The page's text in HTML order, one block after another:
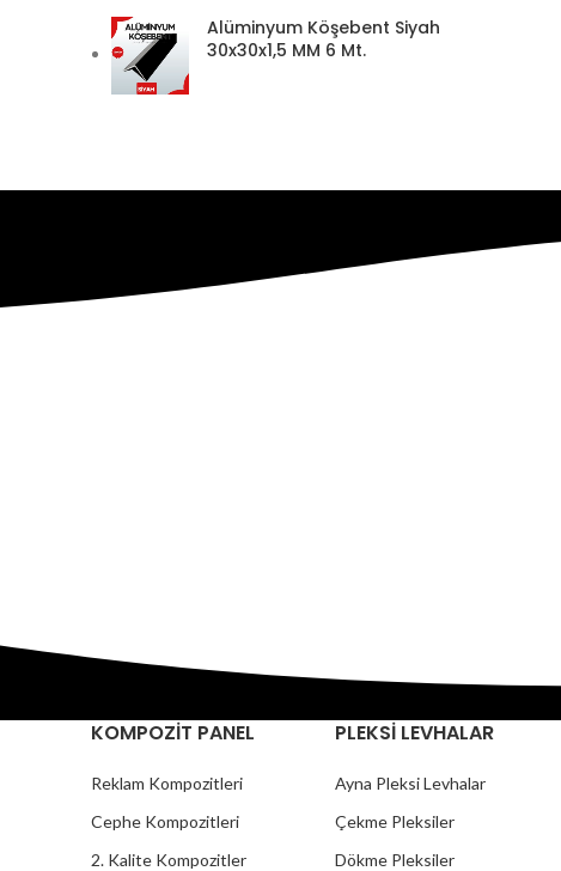
Alüminyum Köşebent Siyah
30x30x1,5 MM 6 Mt.
KOMPOZİT PANEL
Reklam Kompozitleri
Cephe Kompozitleri
2. Kalite Kompozitler
PLEKSİ LEVHALAR
Ayna Pleksi Levhalar
Çekme Pleksiler
Dökme Pleksiler